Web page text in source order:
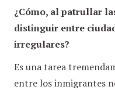
¿Cómo, al patrullar
distinguir entre
irregulares?
Es una tarea
entre los inmigrantes